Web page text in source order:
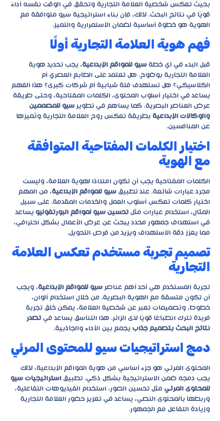
بحيث تعكس شخصية العلامة التجارية وتحقق في الوقت نفسه أداءً
قويًا في نتائج البحث. لذلك، فإن بناء استراتيجية سيو متوافقة مع
الهوية هو خطوة أساسية لضمان الاستمرارية والتميز.
فهم هوية العلامة التجارية أولًا
قبل البدء في أي خطة سيو للمواقع الإبداعية، يجب تحديد هوية
العلامة التجارية بوضوح. هل تعتمد على الطابع العصري أم
الكلاسيكي؟ هل تستهدف فئة شبابية أم شركات كبرى؟ هذا الفهم
يساعد في اختيار أسلوب المحتوى، الكلمات المفتاحية، وحتى طريقة
عرض العناصر البصرية. كما يساهم في تطوير سيو للمصممين
والوكالات الإبداعية بطريقة تعكس روح العلامة التجارية وتُميزها
عن المنافسين.
اختيار الكلمات المفتاحية المتوافقة
مع الهوية
الكلمات المفتاحية يجب أن تكون امتدادًا لهوية العلامة، وليست
مجرد عبارات شائعة. عند تطبيق سيو للمواقع الإبداعية، من المهم
اختيار كلمات تعكس أسلوب العمل والخدمات المقدمة. على سبيل
المثال، استخدام عبارات مثل تحسين سيو لمواقع البورتفوليو يساعد
في استهداف جمهور محدد يبحث عن عرض الأعمال بشكل احترافي،
مما يعزز دقة الاستهداف ويزيد من فرص التحويل.
تصميم تجربة مستخدم تعكس العلامة
التجارية
تجربة المستخدم هي أحد أهم عناصر سيو للمواقع الإبداعية، ويجب
أن تكون متسقة مع الهوية البصرية. من خلال استخدام ألوان،
خطوط، وتصميمات تعبر عن شخصية العلامة، يمكن خلق تجربة
فريدة تترك انطباعًا قويًا لدى الزائر. هذا التناسق يساعد في تصدر
نتائج البحث بتصميم جذاب يجمع بين الأداء والجاذبية.
دمج استراتيجيات سيو للمحتوى المرئي
المحتوى المرئي هو جزء أساسي من هوية المواقع الإبداعية، لذلك
يجب دمجه ضمن الاستراتيجية بشكل ذكي. تطبيق استراتيجيات سيو
للمحتوى المرئي مثل تحسين الصور، استخدام الفيديوهات التفاعلية،
وربطها بالمحتوى النصي، يساعد في تعزيز حضور العلامة التجارية
وزيادة التفاعل مع الجمهور.